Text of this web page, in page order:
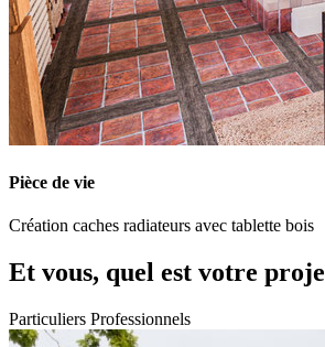
Pièce de vie
Création caches radiateurs avec tablette bois
Et vous, quel est votre
Particuliers Professionnels